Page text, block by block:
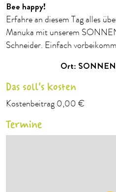
Bee happy!
Erfahre an diesem Tag alles
Manuka mit unserem
Schneider. Einfach
Ort:
Das soll's kosten
Kostenbeitrag 0,00 €
Termine